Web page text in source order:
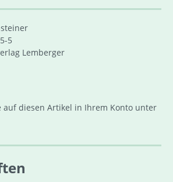
5
Lemberger
auf diesen Artikel in Ihrem Konto unter